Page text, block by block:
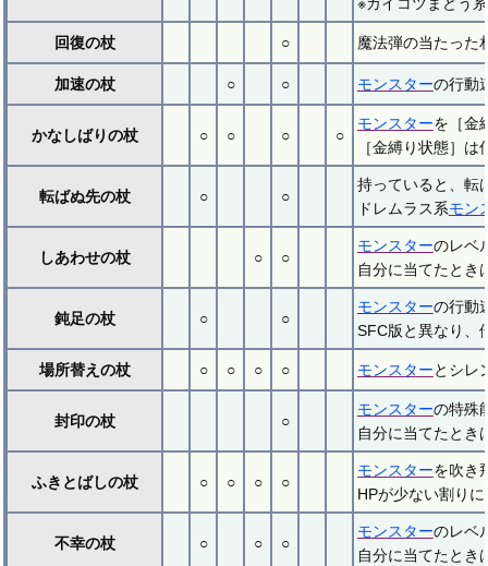
※ガイコツまどう系
回復の杖 ○ 魔法弾の当たった
加速の杖 ○ ○ モンスターの行動
かなしばりの杖 ○ ○ ○ ○
モンスターを［金
［金縛り状態］
転ばぬ先の杖 ○ ○
持っていると、
ドレムラス系モン
しあわせの杖 ○ ○
モンスターのレベ
自分に当てたとき
鈍足の杖 ○ ○
モンスターの行動
SFC版と異なり、
場所替えの杖 ○ ○ ○ ○ モンスターとシレ
封印の杖 ○
モンスターの特殊
自分に当てたとき
ふきとばしの杖 ○ ○ ○ ○
モンスターを吹き
HPが少ない割り
不幸の杖 ○ ○ ○
モンスターのレベ
自分に当てたとき